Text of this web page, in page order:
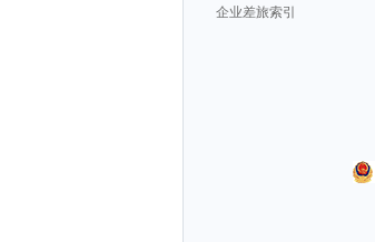
企业差旅索引